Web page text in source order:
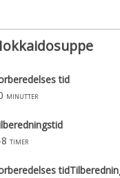
tid
minutter
timer
tid